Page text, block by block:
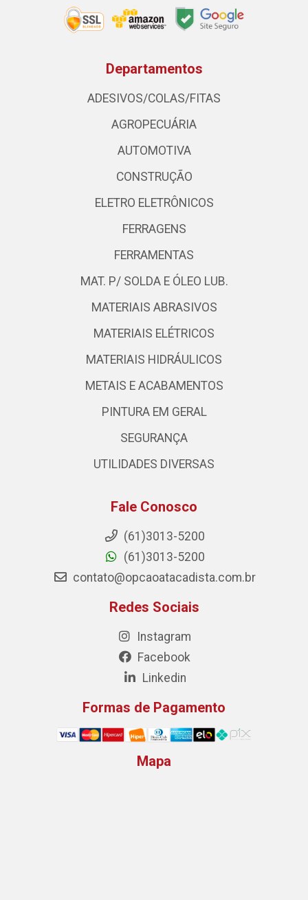
Departamentos
ADESIVOS/COLAS/FITAS
AGROPECUÁRIA
AUTOMOTIVA
CONSTRUÇÃO
ELETRO ELETRÔNICOS
FERRAGENS
FERRAMENTAS
MAT. P/ SOLDA E ÓLEO LUB.
MATERIAIS ABRASIVOS
MATERIAIS ELÉTRICOS
MATERIAIS HIDRÁULICOS
METAIS E ACABAMENTOS
PINTURA EM GERAL
SEGURANÇA
UTILIDADES DIVERSAS
Fale Conosco
(61)3013-5200
(61)3013-5200
contato@opcaoatacadista.com.br
Redes Sociais
Instagram
Facebook
Linkedin
Formas de Pagamento
Mapa